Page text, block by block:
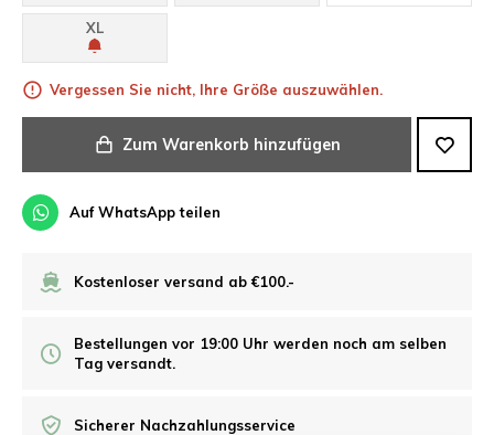
XL
Vergessen Sie nicht, Ihre Größe auszuwählen.
Zum Warenkorb hinzufügen
Auf WhatsApp teilen
Kostenloser versand ab €100.-
Bestellungen vor 19:00 Uhr werden noch am selben
Tag versandt.
Sicherer Nachzahlungsservice